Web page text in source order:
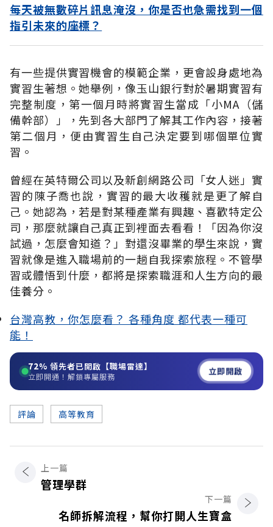
每天被無數碎片訊息淹沒，你是否也急需找到一個
指引未來的座標？
有一些提供實習機會的模範企業，更會設身處地為
實習生著想。她舉例，像玉山銀行對於暑期實習有
完整制度，第一個月時將實習生當成「小MA（儲
備幹部）」，先到各大部門了解其工作內容，接著
第二個月，便由實習生自己決定要到哪個單位實
習。
曾經在英特爾公司以及新創網路公司「女人迷」實
習的陳子喬也說，實習的最大收穫就是更了解自
己。她認為，若是對某種產業有興趣、喜歡特定公
司，那麼就讓自己真正到裡面去看看！「因為你沒
試過，怎麼會知道？」對還沒畢業的學生來說，實
習就像是進入職場前的一趟自我探索旅程。不管學
習或體悟到什麼，都將是探索職涯和人生方向的最
佳養分。
台灣高教，你怎麼看？ 各種角度 都代表一種可
能！
72% 領先者已開啟【職場雷達】
立即開通！解鎖專屬服務 立即開啟
評論 高等教育
上一篇
管理學群
下一篇
名師拆解流程，幫你打開人生寶盒